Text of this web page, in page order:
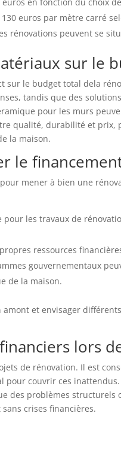
euros en fonction du choix
euros par mètre carré
rénovations peuvent se
sur le
sur le budget total dela
tandis que des
pour les murs
qualité, durabilité et prix,
la maison.
le
mener à bien une
pour les travaux de
ressources
gouvernementaux
de la maison.
et envisager
lors
de rénovation. Il est
pour couvrir ces
des problèmes structurels
crises financières.